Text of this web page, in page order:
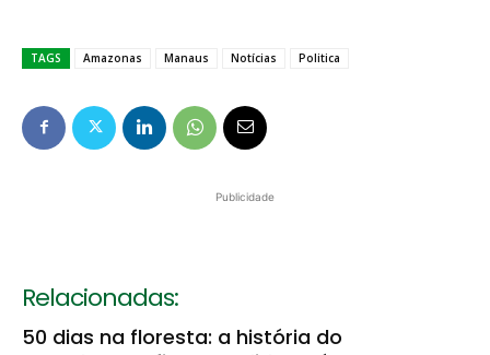
TAGS Amazonas Manaus Notícias Politica
Publicidade
Relacionadas:
50 dias na floresta: a história do